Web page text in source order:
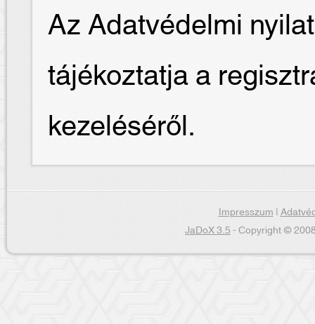
Az Adatvédelmi
tájékoztatja a
kezeléséről.
Impresszum|
JaDoX 3.5- Copyright ©